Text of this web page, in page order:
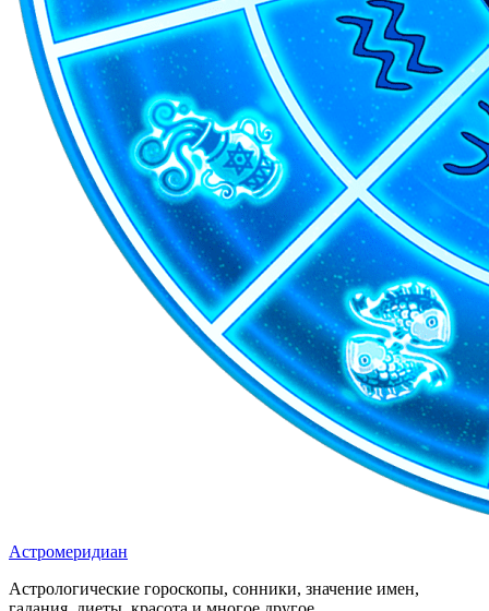
Астромеридиан
Астрологические гороскопы, сонники, значение имен,